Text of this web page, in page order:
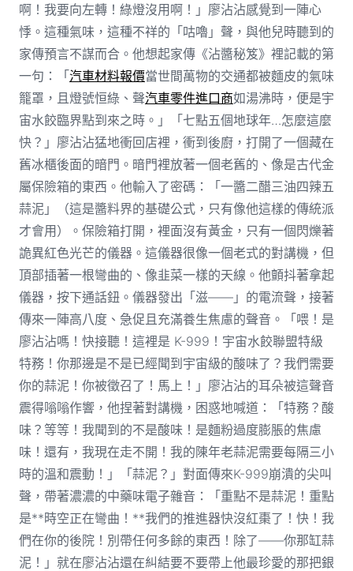
啊！我要向左轉！綠燈沒用啊！」廖沾沾感覺到一陣心
悸。這種氣味，這種不祥的「咕嚕」聲，與他兒時聽到的
家傳預言不謀而合。他想起家傳《沾醬秘笈》裡記載的第
一句：「汽車材料報價當世間萬物的交通都被麵皮的氣味
籠罩，且燈號恒綠、聲汽車零件進口商如湯沸時，便是宇
宙水餃臨界點到來之時。」「七點五個地球年…怎麼這麼
快？」廖沾沾猛地衝回店裡，衝到後廚，打開了一個藏在
舊冰櫃後面的暗門。暗門裡放著一個老舊的、像是古代金
屬保險箱的東西。他輸入了密碼：「一醬二醋三油四辣五
蒜泥」（這是醬料界的基礎公式，只有像他這樣的傳統派
才會用）。保險箱打開，裡面沒有黃金，只有一個閃爍著
詭異紅色光芒的儀器。這儀器很像一個老式的對講機，但
頂部插著一根彎曲的、像韭菜一樣的天線。他顫抖著拿起
儀器，按下通話鈕。儀器發出「滋——」的電流聲，接著
傳來一陣高八度、急促且充滿養生焦慮的聲音。「喂！是
廖沾沾嗎！快接聽！這裡是 K-999！宇宙水餃聯盟特級
特務！你那邊是不是已經聞到宇宙級的酸味了？我們需要
你的蒜泥！你被徵召了！馬上！」廖沾沾的耳朵被這聲音
震得嗡嗡作響，他捏著對講機，困惑地喊道：「特務？酸
味？等等！我聞到的不是酸味！是麵粉過度膨脹的焦慮
味！還有，我現在走不開！我的陳年老蒜泥需要每隔三小
時的溫和震動！」「蒜泥？」對面傳來K-999崩潰的尖叫
聲，帶著濃濃的中藥味電子雜音：「重點不是蒜泥！重點
是**時空正在彎曲！**我們的推進器快沒紅棗了！快！我
們在你的後院！別帶任何多餘的東西！除了——你那缸蒜
泥！」就在廖沾沾還在糾結要不要帶上他最珍愛的那把銀